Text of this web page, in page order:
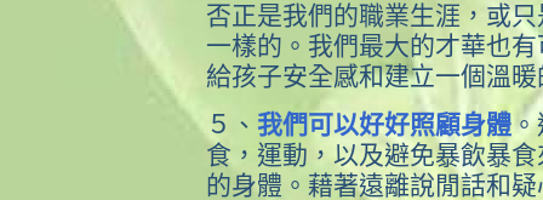
否正是我們的職業生涯，或
一樣的。我們最大的才華也
給孩子安全感和建立一個溫
５、 我們可以好好照顧身體
食，運動，以及避免暴飲暴
的身體。藉著遠離說閒話和